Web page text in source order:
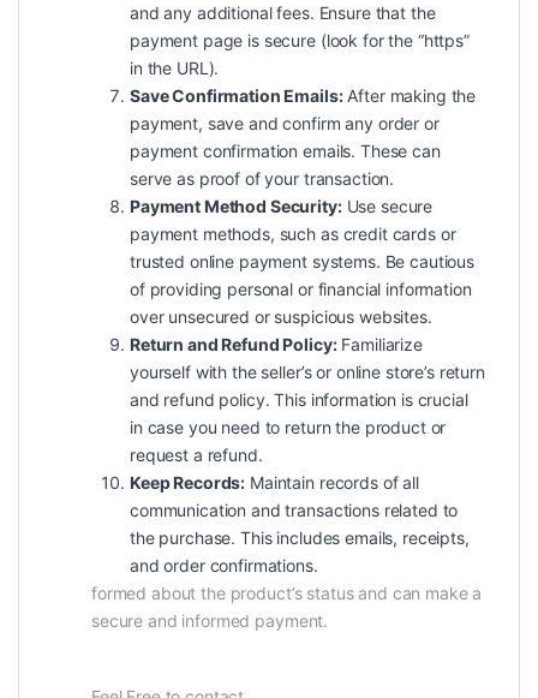
and any additional fees. Ensure that the
payment page is secure (look for the “https”
in the URL).
Save Confirmation Emails:After making the
payment, save and confirm any order or
payment confirmation emails. These can
serve as proof of your transaction.
Payment Method Security:Use secure
payment methods, such as credit cards or
trusted online payment systems. Be cautious
of providing personal or financial information
over unsecured or suspicious websites.
Return and Refund Policy:Familiarize
yourself with the seller’s or online store’s return
and refund policy. This information is crucial
in case you need to return the product or
request a refund.
Keep Records: Maintain records of all
communication and transactions related to
the purchase. This includes emails, receipts,
and order confirmations.
formed about the product’s status and can make a
secure and informed payment.